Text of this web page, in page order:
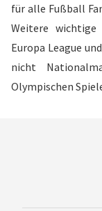
für alle Fußball
Weitere
Europa League
nicht
Olympischen